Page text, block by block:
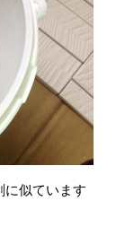
似ています